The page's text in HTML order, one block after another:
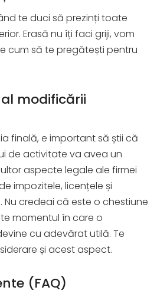
te duci să prezinți toate
Erasă nu îți faci griji, vom
cum să te pregătești pentru
modificării
finală, e important să știi că
de activitate va avea un
aspecte legale ale firmei
impozitele, licențele și
Nu credeai că este o chestiune
momentul în care o
cu adevărat utilă. Te
și acest aspect.
(FAQ)